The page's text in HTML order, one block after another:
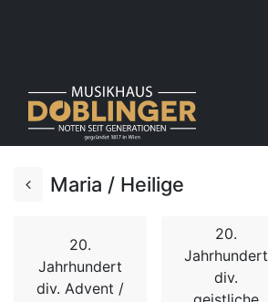
Maria / Heilige
20.
Jahrhundert
div. Advent /
20.
Jahrhundert
div.